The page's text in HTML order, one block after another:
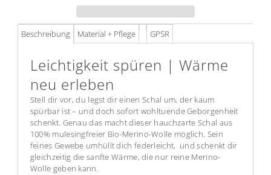
Beschreibung Material + Pflege GPSR
Leichtigkeit spüren | Wärme
neu erleben
Stell dir vor, du legst dir einen Schal um, der kaum
spürbar ist – und doch sofort wohltuende Geborgenheit
schenkt. Genau das macht dieser hauchzarte Schal aus
100% mulesingfreier Bio-Merino-Wolle möglich. Sein
feines Gewebe umhüllt dich federleicht, und schenkt dir
gleichzeitig die sanfte Wärme, die nur reine Merino-
Wolle geben kann.